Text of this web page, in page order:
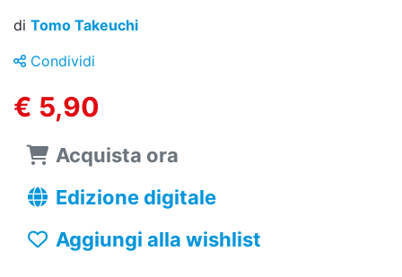
di Tomo Takeuchi
Condividi
€ 5,90
Acquista ora
Edizione digitale
Aggiungi alla wishlist